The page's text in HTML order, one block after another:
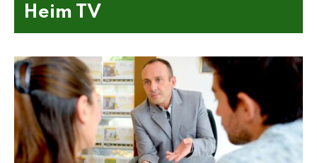
Heim TV